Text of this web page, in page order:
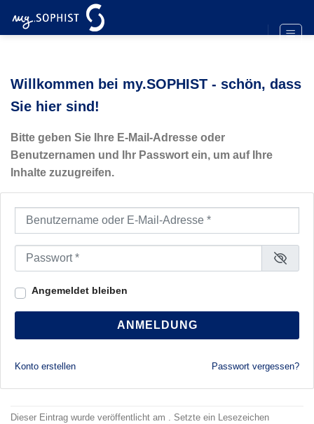
Inhalt
Willkommen bei my.SOPHIST - schön, dass
Sie hier sind!
Bitte geben Sie Ihre E-Mail-Adresse oder
Benutzernamen und Ihr Passwort ein, um auf Ihre
Inhalte zuzugreifen.
Benutzername oder E-Mail-Adresse
Passwort
Angemeldet bleiben
ANMELDUNG
Konto erstellen Passwort vergessen?
Dieser Eintrag wurde veröffentlicht am . Setzte ein Lesezeichen